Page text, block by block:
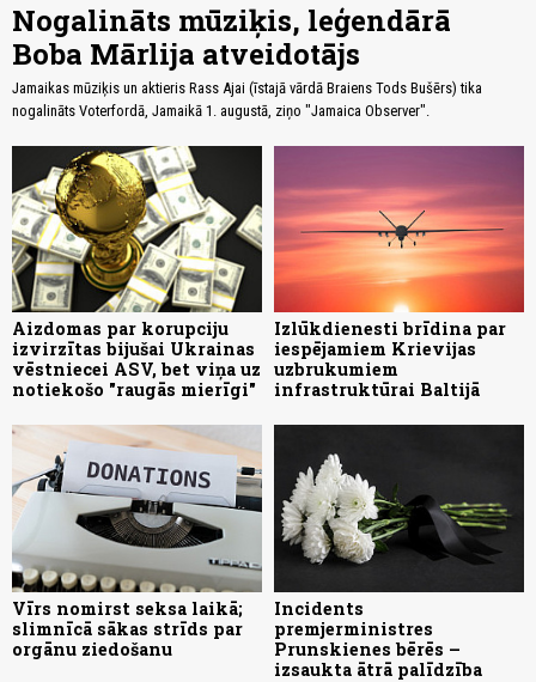
Nogalināts mūziķis, leģendārā
Boba Mārlija atveidotājs
Jamaikas mūziķis un aktieris Rass Ajai (īstajā vārdā Braiens Tods Bušērs) tika
nogalināts Voterfordā, Jamaikā 1. augustā, ziņo "Jamaica Observer".
Aizdomas par korupciju
izvirzītas bijušai Ukrainas
vēstniecei ASV, bet viņa uz
notiekošo "raugās mierīgi"
Izlūkdienesti brīdina par
iespējamiem Krievijas
uzbrukumiem
infrastruktūrai Baltijā
Vīrs nomirst seksa laikā;
slimnīcā sākas strīds par
orgānu ziedošanu
Incidents
premjerministres
Prunskienes bērēs –
izsaukta ātrā palīdzība